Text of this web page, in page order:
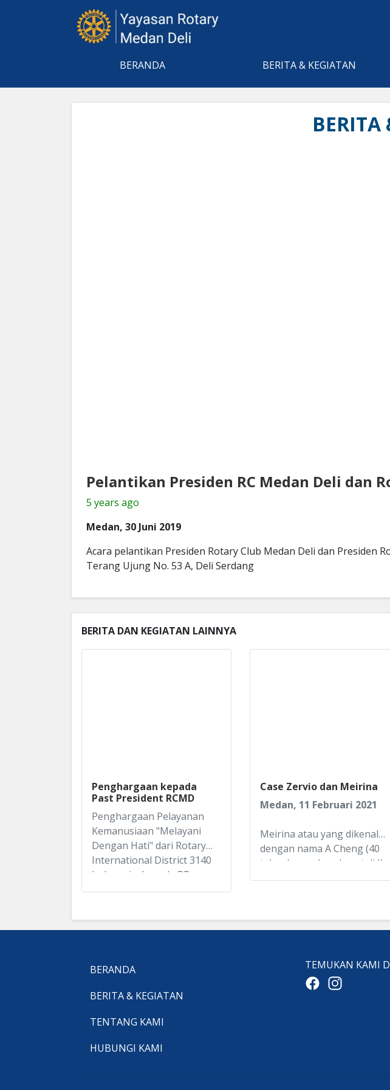
BERANDA BERITA & KEGIATAN
BERITA
Pelantikan Presiden RC Medan Deli dan
5 years ago
Medan, 30 Juni 2019
Acara pelantikan Presiden Rotary Club Medan Deli dan Presiden
Terang Ujung No. 53 A, Deli Serdang
BERITA DAN KEGIATAN LAINNYA
Penghargaan kepada
Past President RCMD
Penghargaan Pelayanan
Kemanusiaan "Melayani
Dengan Hati" dari Rotary
International District 3140
Indonesia, kepada PP
Rotary Club Medan Deli,
Tindakan Kemanusiaan dan
Inspirasi yang Diberikan
Case Zervio dan Meirina
Medan, 11 Februari 2021
Meirina atau yang dikenal
dengan nama A Cheng (40
tahun) yang beralamat di Jln
Jelutung Asri No.32-B,
memiliki anak. Namun,
keponakannya, yaitu Zervio
Alvino Theo (8 tahun) dan
Jacob (4 tahun) sering
BERANDA
BERITA & KEGIATAN
TENTANG KAMI
HUBUNGI KAMI
TEMUKAN KAMI